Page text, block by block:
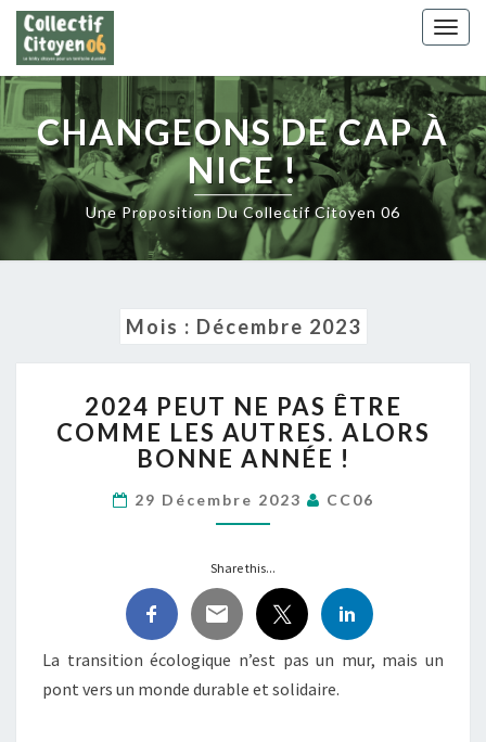
Skip
content
CHANGEONS DE CAP À
NICE !
Une Proposition Du Collectif Citoyen 06
Mois : Décembre 2023
PEUT
NE
PAS
COMME
LES
ALORS
BONNE
ANNÉE
2024 PEUT NE PAS ÊTRE
COMME LES AUTRES. ALORS
BONNE ANNÉE !
29 Décembre 2023 CC06
Share this...
La transition écologique n’est pas un mur, mais un
pont vers un monde durable et solidaire.